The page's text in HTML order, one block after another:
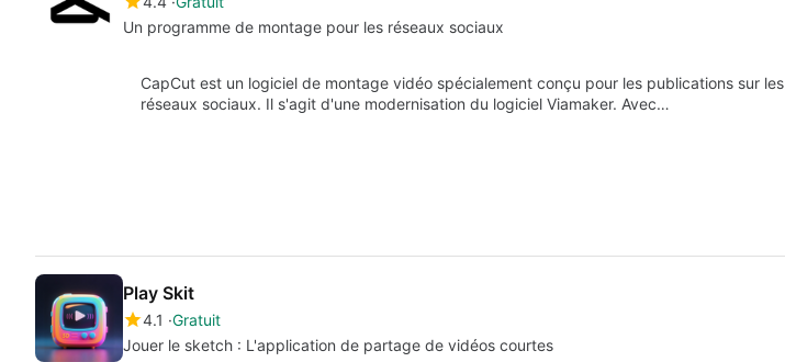
Un programme de montage pour les réseaux sociaux
CapCut est un logiciel de montage vidéo spécialement conçu pour les publications sur les
réseaux sociaux. Il s'agit d'une modernisation du logiciel Viamaker. Avec…
Play Skit
4.1 Gratuit
Jouer le sketch : L'application de partage de vidéos courtes